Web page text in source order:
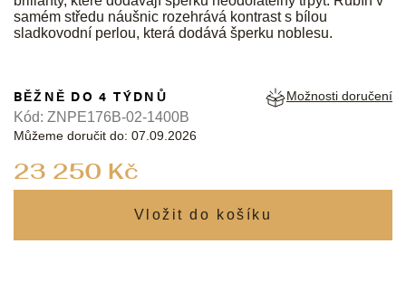
samém středu náušnic rozehrává kontrast s bílou
sladkovodní perlou, která dodává šperku noblesu.
23 250 Kč
BĚŽNĚ DO 4 TÝDNŮ
Můžeme doručit do: 07.09.2026
Možnosti doručení
Kód: ZNPE176B-02-1400B